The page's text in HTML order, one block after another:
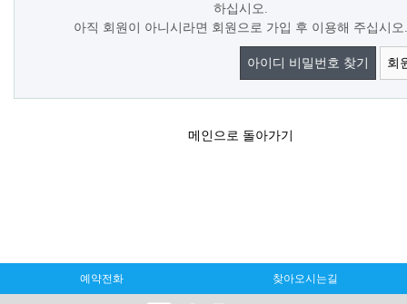
하십시오.
아직 회원이 아니시라면 회원으로 가입 후 이용해 주십시오.
아이디 비밀번호 찾기 회
메인으로 돌아가기
예약전화 찾아오시는길